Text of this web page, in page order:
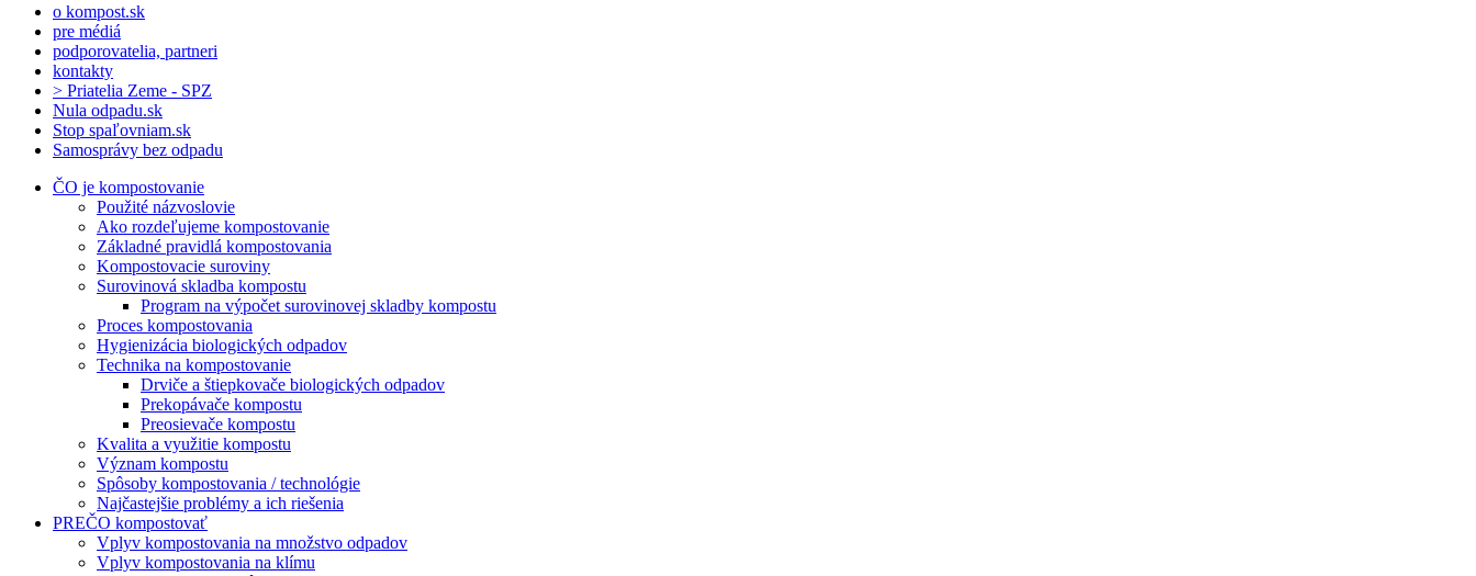
o kompost.sk
pre médiá
podporovatelia, partneri
kontakty
> Priatelia Zeme - SPZ
Nula odpadu.sk
Stop spaľovniam.sk
Samosprávy bez odpadu
ČO je kompostovanie
Použité názvoslovie
Ako rozdeľujeme kompostovanie
Základné pravidlá kompostovania
Kompostovacie suroviny
Surovinová skladba kompostu
Program na výpočet surovinovej skladby kompostu
Proces kompostovania
Hygienizácia biologických odpadov
Technika na kompostovanie
Drviče a štiepkovače biologických odpadov
Prekopávače kompostu
Preosievače kompostu
Kvalita a využitie kompostu
Význam kompostu
Spôsoby kompostovania / technológie
Najčastejšie problémy a ich riešenia
PREČO kompostovať
Vplyv kompostovania na množstvo odpadov
Vplyv kompostovania na klímu